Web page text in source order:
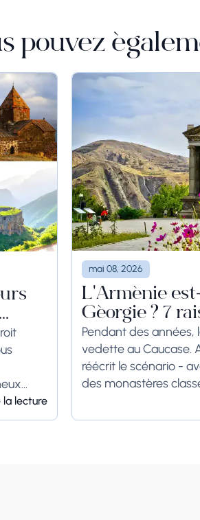
pouvez
C'est
la lecture
mai 08, 2026
L'Arménie
Géorgie ? 7
l'étoile
en 2026
Pendant des années,
vedette au Caucase.
réécrit le scénario -
des monastères
vieux de 6 000 ans